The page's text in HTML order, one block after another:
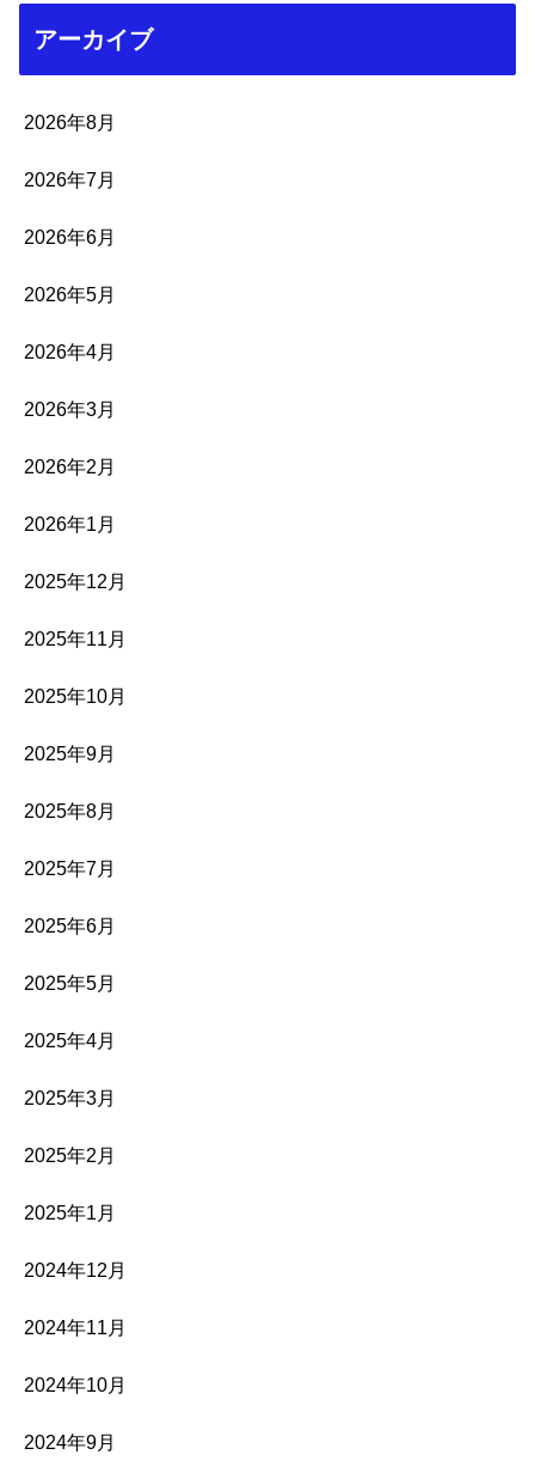
アーカイブ
2026年8月
2026年7月
2026年6月
2026年5月
2026年4月
2026年3月
2026年2月
2026年1月
2025年12月
2025年11月
2025年10月
2025年9月
2025年8月
2025年7月
2025年6月
2025年5月
2025年4月
2025年3月
2025年2月
2025年1月
2024年12月
2024年11月
2024年10月
2024年9月